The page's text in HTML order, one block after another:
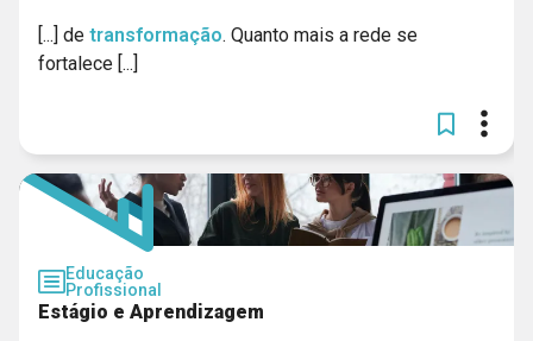
[...] de transformação. Quanto mais a rede se
fortalece [...]
Educação
Profissional
Estágio e Aprendizagem